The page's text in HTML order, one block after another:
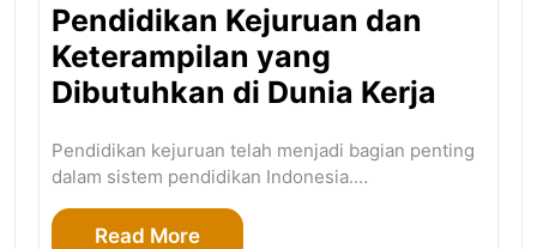
Pendidikan Kejuruan dan
Keterampilan yang
Dibutuhkan di Dunia Kerja
Pendidikan kejuruan telah menjadi bagian penting
dalam sistem pendidikan Indonesia.…
Read More